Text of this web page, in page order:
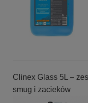
Clinex Glass 5L –
smug i zacieków